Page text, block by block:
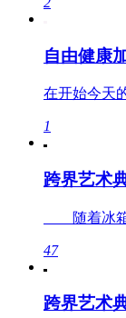
自由健康
在开始今天
1
跨界艺术
随着冰箱
47
跨界艺术